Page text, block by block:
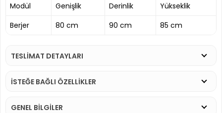
Modül
Genişlik Derinlik
Yükseklik
Berjer
80 cm 90 cm 85 cm
TESLİMAT DETAYLARI
İSTEĞE BAĞLI ÖZELLİKLER
GENEL BİLGİLER